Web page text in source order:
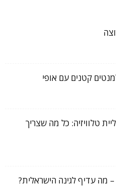
קטנים עם אופי
טלוויזיה: כל מה שצריך
מה עדיף לגינה הישראלית?